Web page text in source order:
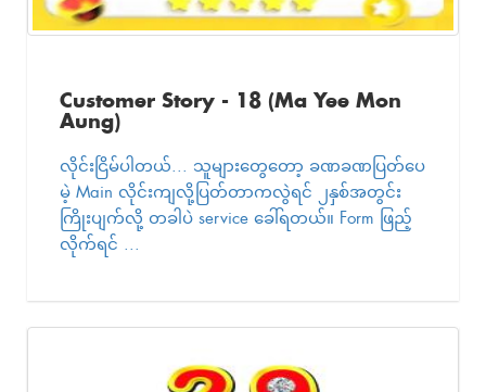
Customer Story - 18 (Ma Yee Mon
Aung)
လိုင်းငြိမ်ပါတယ်... သူများတွေတော့ ခဏခဏပြတ်ပေ
မဲ့ Main လိုင်းကျလို့ပြတ်တာကလွဲရင် ၂နှစ်အတွင်း
ကြိုးပျက်လို့ တခါပဲ service ခေါ်ရတယ်။ Form ဖြည့်
လိုက်ရင် ...